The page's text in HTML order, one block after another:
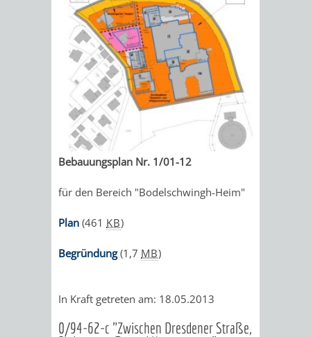
Bebauungsplan Nr. 1/01-12
für den Bereich "Bodelschwingh-Heim"
Plan (461 KB)
Begründung(1,7 MB)
In Kraft getreten am: 18.05.2013
0/94-62-c "Zwischen Dresdener Straße,